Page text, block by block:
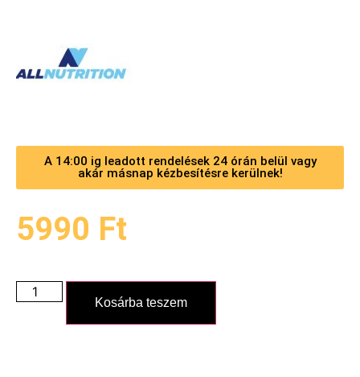
A 14:00 ig leadott rendelések 24 órán belül vagy
akár másnap kézbesítésre kerülnek!
5990 Ft
Kosárba teszem